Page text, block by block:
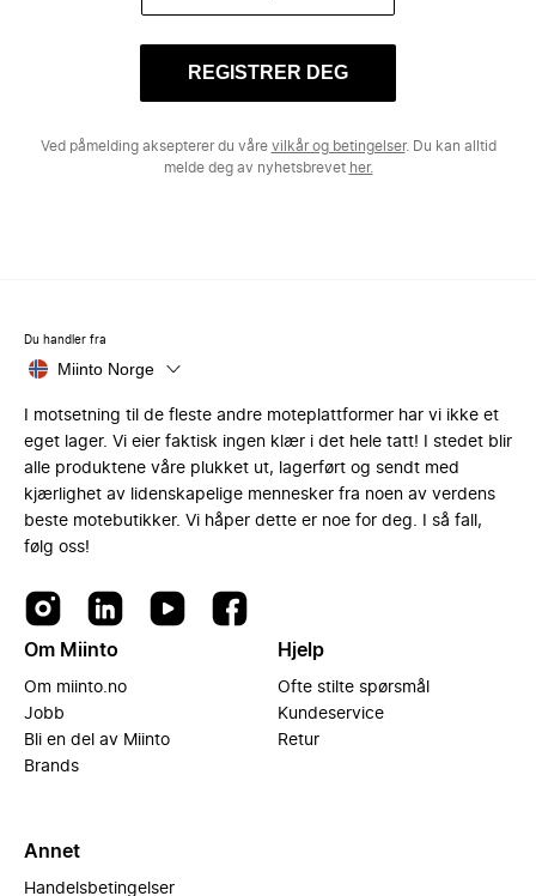
REGISTRER DEG
Ved påmelding aksepterer du våre vilkår og betingelser. Du kan alltid
melde deg av nyhetsbrevet her.
Du handler fra
Miinto Norge
I motsetning til de fleste andre moteplattformer har vi ikke et
eget lager. Vi eier faktisk ingen klær i det hele tatt! I stedet blir
alle produktene våre plukket ut, lagerført og sendt med
kjærlighet av lidenskapelige mennesker fra noen av verdens
beste motebutikker. Vi håper dette er noe for deg. I så fall,
følg oss!
Om Miinto
Om miinto.no
Jobb
Bli en del av Miinto
Brands
Hjelp
Ofte stilte spørsmål
Kundeservice
Retur
Annet
Handelsbetingelser